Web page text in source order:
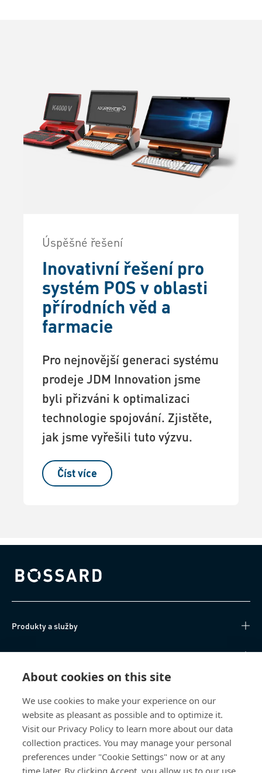
About cookies on this site
We use cookies to make your experience on our
website as pleasant as possible and to optimize it.
Visit our Privacy Policy to learn more about our data
collection practices. You may manage your personal
preferences under "Cookie Settings" now or at any
time later. By clicking Accept, you allow us to our use
Úspěšné řešení
Inovativní řešení pro
systém POS v oblasti
přírodních věd a
farmacie
Pro nejnovější generaci systému
prodeje JDM Innovation jsme
byli přizváni k optimalizaci
technologie spojování. Zjistěte,
jak jsme vyřešili tuto výzvu.
Číst více
Bossard homepage
Produkty a služby
Technické informace
O nás
Bossard Česká republika
Tuřanka 1519/115a